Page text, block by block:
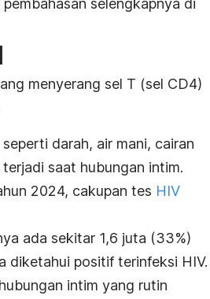
selengkapnya di
menyerang sel T (sel CD4)
darah, air mani, cairan
saat hubungan intim.
2024, cakupan tes HIV
ada sekitar 1,6 juta (33%)
diketahui positif terinfeksi HIV.
intim yang rutin